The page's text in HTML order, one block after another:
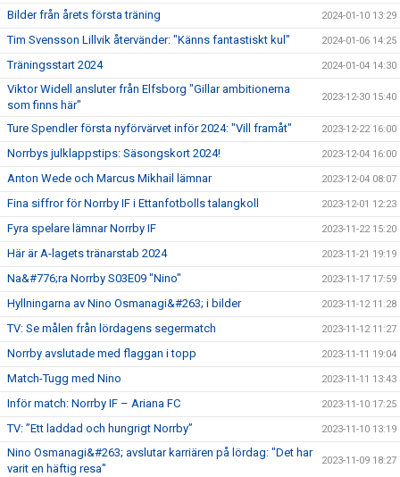
Bilder från årets första träning 2024-01-10 13:29
Tim Svensson Lillvik återvänder: "Känns fantastiskt kul" 2024-01-06 14:25
Träningsstart 2024 2024-01-04 14:30
Viktor Widell ansluter från Elfsborg "Gillar ambitionerna
som finns här"
2023-12-30 15:40
Ture Spendler första nyförvärvet inför 2024: "Vill framåt" 2023-12-22 16:00
Norrbys julklappstips: Säsongskort 2024! 2023-12-04 16:00
Anton Wede och Marcus Mikhail lämnar 2023-12-04 08:07
Fina siffror för Norrby IF i Ettanfotbolls talangkoll 2023-12-01 12:23
Fyra spelare lämnar Norrby IF 2023-11-22 15:20
Här är A-lagets tränarstab 2024 2023-11-21 19:19
Na&#776;ra Norrby S03E09 "Nino" 2023-11-17 17:59
Hyllningarna av Nino Osmanagi&#263; i bilder 2023-11-12 11:28
TV: Se målen från lördagens segermatch 2023-11-12 11:27
Norrby avslutade med flaggan i topp 2023-11-11 19:04
Match-Tugg med Nino 2023-11-11 13:43
Inför match: Norrby IF – Ariana FC 2023-11-10 17:25
TV: ”Ett laddad och hungrigt Norrby” 2023-11-10 13:19
Nino Osmanagi&#263; avslutar karriären på lördag: "Det har
varit en häftig resa"
2023-11-09 18:27